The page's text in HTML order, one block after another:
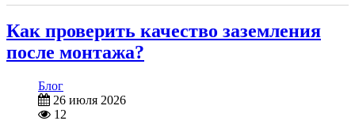
Как проверить качество заземления
после монтажа?
Блог
26 июля 2026
12